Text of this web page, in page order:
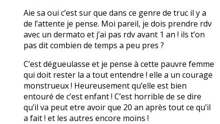
Aie sa oui c’est sur que dans ce genre de truc il y a
de l’attente je pense. Moi pareil, je dois prendre rdv
avec un dermato et j’ai pas rdv avant 1 an ! ils t’on
pas dit combien de temps a peu pres ?
C’est dégueulasse et je pense à cette pauvre femme
qui doit rester la a tout entendre ! elle a un courage
monstrueux ! Heureusement qu’elle est bien
entouré de c’est enfant ! C’est horrible de se dire
qu’il va peut etre avoir que 20 an après tout ce qu’il
a fait ! et les autres encore moins !